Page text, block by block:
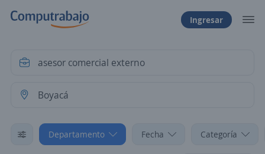
Ingresar
Departamento Fecha Categoría